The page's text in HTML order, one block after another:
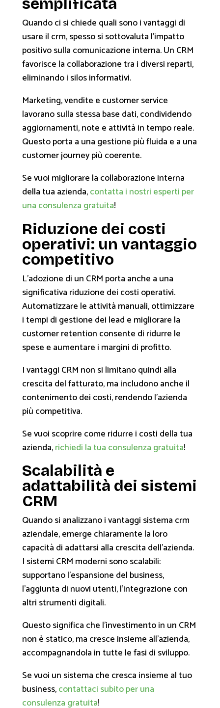
semplificata
Quando ci si chiede quali sono i vantaggi di
usare il crm, spesso si sottovaluta l'impatto
positivo sulla comunicazione interna. Un CRM
favorisce la collaborazione tra i diversi reparti,
eliminando i silos informativi.
Marketing, vendite e customer service
lavorano sulla stessa base dati, condividendo
aggiornamenti, note e attività in tempo reale.
Questo porta a una gestione più fluida e a una
customer journey più coerente.
Se vuoi migliorare la collaborazione interna
della tua azienda,contatta i nostri esperti per
una consulenza gratuita!
Riduzione dei costi
operativi: un vantaggio
competitivo
L'adozione di un CRM porta anche a una
significativa riduzione dei costi operativi.
Automatizzare le attività manuali, ottimizzare
i tempi di gestione dei lead e migliorare la
customer retention consente di ridurre le
spese e aumentare i margini di profitto.
I vantaggi CRM non si limitano quindi alla
crescita del fatturato, ma includono anche il
contenimento dei costi, rendendo l'azienda
più competitiva.
Se vuoi scoprire come ridurre i costi della tua
azienda,richiedi la tua consulenza gratuita!
Scalabilità e
adattabilità dei sistemi
CRM
Quando si analizzano i vantaggi sistema crm
aziendale, emerge chiaramente la loro
capacità di adattarsi alla crescita dell'azienda.
I sistemi CRM moderni sono scalabili:
supportano l'espansione del business,
l'aggiunta di nuovi utenti, l'integrazione con
altri strumenti digitali.
Questo significa che l'investimento in un CRM
non è statico, ma cresce insieme all'azienda,
accompagnandola in tutte le fasi di sviluppo.
Se vuoi un sistema che cresca insieme al tuo
business,contattaci subito per una
consulenza gratuita!